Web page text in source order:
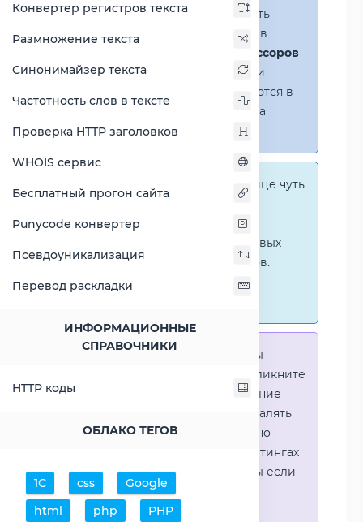
Конвертер регистров текста
Размножение текста
Синонимайзер текста
Частотность слов в тексте
Проверка HTTP заголовков
WHOIS сервис
Бесплатный прогон сайта
Punycode конвертер
Псевдоуникализация
Перевод раскладки
ИНФОРМАЦИОННЫЕ
СПРАВОЧНИКИ
HTTP коды
ОБЛАКО ТЕГОВ
1С css
Google
html
php
PHP
Справка:Можно добавить
несколько процессоров в
(до 14 процессоров
в таблице)
. В случае если
процессоры не помещаются в
таблицу, появится полоса
прокрутки.
На этой странице чуть
графические сравнения
количественных и числовых
параметров процессоров.
Перейти к наглядным
Справка:Для того что-бы
выделить процессор - кликните
на его название. Выделение
позволяет выборочно удалять
процессоры или наглядно
видеть результаты в рейтингах
(Во избежении путаницы если
в таблице несколько
процессоров)